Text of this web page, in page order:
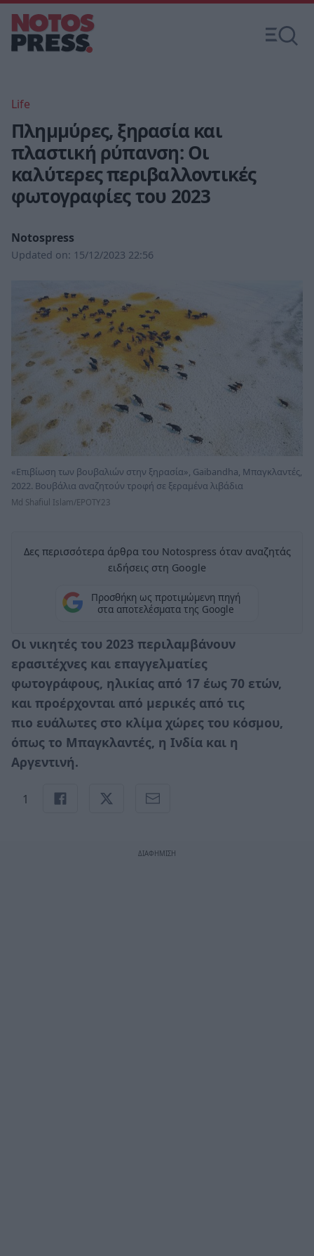
Life
Πλημμύρες, ξηρασία και
πλαστική ρύπανση: Οι
καλύτερες περιβαλλοντικές
φωτογραφίες του 2023
Notospress
Updated on: 15/12/2023 22:56
«Επιβίωση των βουβαλιών στην ξηρασία», Gaibandha, Μπαγκλαντές,
2022. Βουβάλια αναζητούν τροφή σε ξεραμένα λιβάδια
Md Shafiul Islam/EPOTY23
Δες περισσότερα άρθρα του Notospress όταν αναζητάς
ειδήσεις στη Google
Προσθήκη ως προτιμώμενη πηγή
στα αποτελέσματα της Google
Οι νικητές του 2023 περιλαμβάνουν
ερασιτέχνες και επαγγελματίες
φωτογράφους, ηλικίας από 17 έως 70 ετών,
και προέρχονται από μερικές από τις
πιο ευάλωτες στο κλίμα χώρες του κόσμου,
όπως το Μπαγκλαντές, η Ινδία και η
Αργεντινή.
1